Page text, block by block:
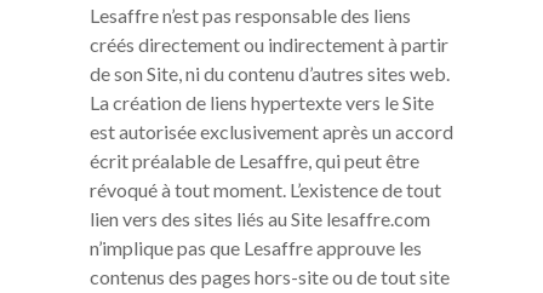
Lesaffre n’est pas responsable des liens
créés directement ou indirectement à partir
de son Site, ni du contenu d’autres sites web.
La création de liens hypertexte vers le Site
est autorisée exclusivement après un accord
écrit préalable de Lesaffre, qui peut être
révoqué à tout moment. L’existence de tout
lien vers des sites liés au Site lesaffre.com
n’implique pas que Lesaffre approuve les
contenus des pages hors-site ou de tout site